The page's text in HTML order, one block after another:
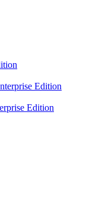
Edition
Edition